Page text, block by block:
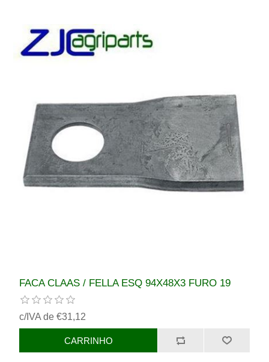
FACA CLAAS / FELLA ESQ 94X48X3 FURO 19
c/IVA de €31,12